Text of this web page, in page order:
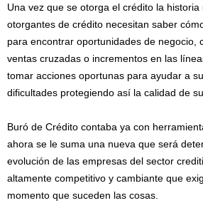
Una vez que se otorga el crédito la
otorgantes de crédito necesitan saber
para encontrar oportunidades de negocio,
ventas cruzadas o incrementos en las
tomar acciones oportunas para ayudar a
dificultades protegiendo así la calidad de
Buró de Crédito contaba ya con
ahora se le suma una nueva que será
evolución de las empresas del sector
altamente competitivo y cambiante que
momento que suceden las cosas.